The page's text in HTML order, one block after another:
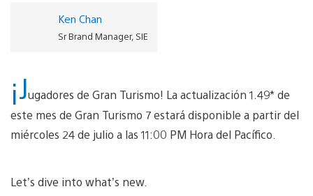
Ken Chan
Sr Brand Manager, SIE
¡Jugadores de Gran Turismo! La actualización 1.49* de
este mes de Gran Turismo 7 estará disponible a partir del
miércoles 24 de julio a las 11:00 PM Hora del Pacífico.
Let’s dive into what’s new.